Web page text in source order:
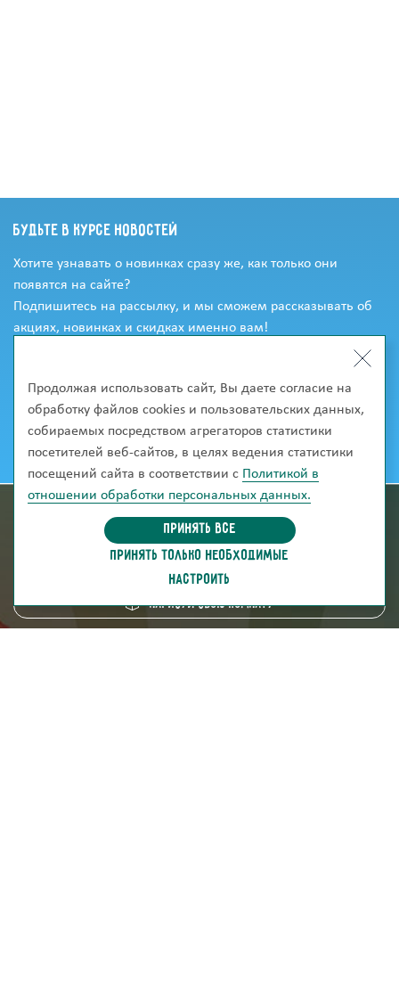
Продолжая использовать сайт, Вы даете согласие на
обработку файлов cookies и пользовательских данных,
собираемых посредством агрегаторов статистики
посетителей веб-сайтов, в целях ведения статистики
посещений сайта в соответствии с Политикой в
отношении обработки персональных данных.
Принять все
ПРИНЯТЬ ТОЛЬКО НЕОБХОДИМЫЕ
НАСТРОИТЬ
Будьте в курсе новостей
Хотите узнавать о новинках сразу же, как только они
появятся на сайте?
Подпишитесь на рассылку, и мы сможем рассказывать об
акциях, новинках и скидках именно вам!
информация для покупателей
скачать каталог
Нарисуй свою комнату